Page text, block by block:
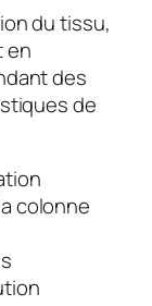
du tissu,
en
des
de
colonne